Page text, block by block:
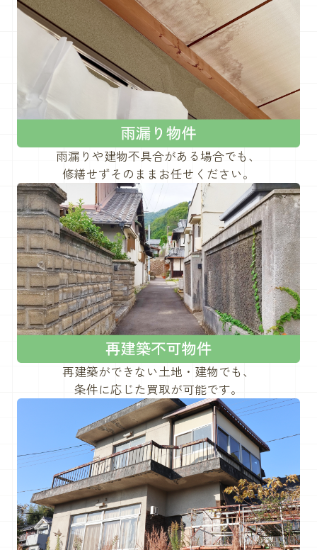
雨漏りや建物不具合がある場合でも、
修繕せずそのままお任せください。
再建築ができない土地・建物でも、
条件に応じた買取が可能です。